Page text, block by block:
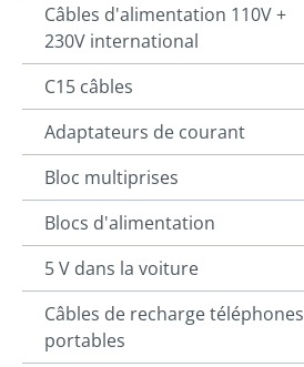
Câbles d'alimentation 110V +
230V international
C15 câbles
Adaptateurs de courant
Bloc multiprises
Blocs d'alimentation
5 V dans la voiture
Câbles de recharge téléphones
portables